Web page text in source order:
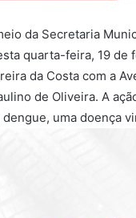
da Secretaria
quarta-feira, 19 de
da Costa com a
de Oliveira. A
uma doença